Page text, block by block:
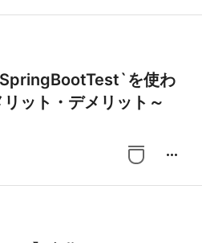
を使わ
ット・デメリット～
more_horiz